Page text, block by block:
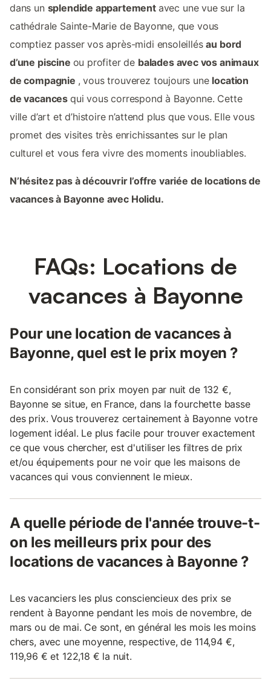
dans un splendide appartement avec une vue sur la
cathédrale Sainte-Marie de Bayonne, que vous
comptiez passer vos après-midi ensoleillésau bord
d’une piscine ou profiter de balades avec vos animaux
de compagnie , vous trouverez toujours une location
de vacances qui vous correspond à Bayonne. Cette
ville d’art et d’histoire n’attend plus que vous. Elle vous
promet des visites très enrichissantes sur le plan
culturel et vous fera vivre des moments inoubliables.
N’hésitez pas à découvrir l’offre variée de locations de
vacances à Bayonne avec Holidu.
FAQs: Locations de
vacances à Bayonne
Pour une location de vacances à
Bayonne, quel est le prix moyen ?
En considérant son prix moyen par nuit de 132 €,
Bayonne se situe, en France, dans la fourchette basse
des prix. Vous trouverez certainement à Bayonne votre
logement idéal. Le plus facile pour trouver exactement
ce que vous chercher, est d'utiliser les filtres de prix
et/ou équipements pour ne voir que les maisons de
vacances qui vous conviennent le mieux.
A quelle période de l'année trouve-t-
on les meilleurs prix pour des
locations de vacances à Bayonne ?
Les vacanciers les plus consciencieux des prix se
rendent à Bayonne pendant les mois de novembre, de
mars ou de mai. Ce sont, en général les mois les moins
chers, avec une moyenne, respective, de 114,94 €,
119,96 € et 122,18 € la nuit.